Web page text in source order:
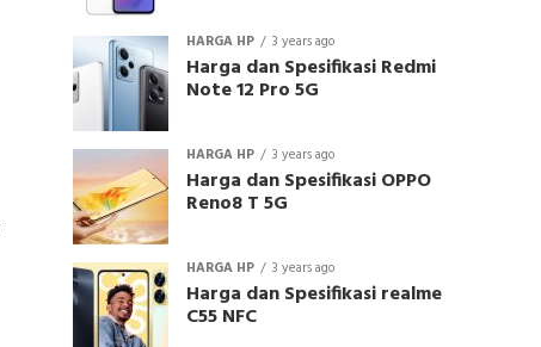
HARGA HP 3 years ago
Harga dan Spesifikasi Redmi
Note 12 Pro 5G
HARGA HP 3 years ago
Harga dan Spesifikasi OPPO
Reno8 T 5G
HARGA HP 3 years ago
Harga dan Spesifikasi realme
C55 NFC